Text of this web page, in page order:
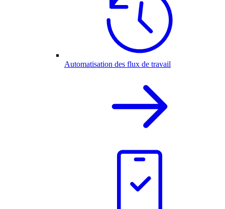
Automatisation des flux de travail